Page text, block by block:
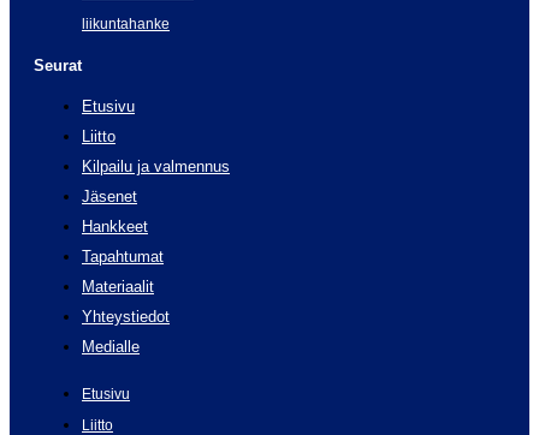
liikuntahanke
Seurat
Etusivu
Liitto
Kilpailu ja valmennus
Jäsenet
Hankkeet
Tapahtumat
Materiaalit
Yhteystiedot
Medialle
Etusivu
Liitto